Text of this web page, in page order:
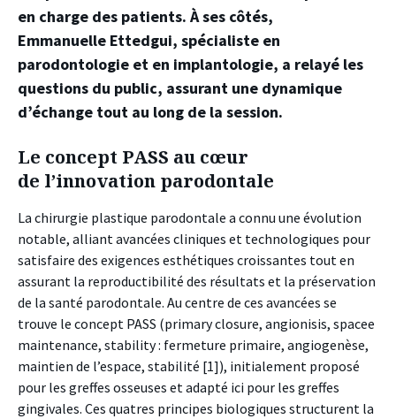
en charge des patients. À ses côtés,
Emmanuelle Ettedgui, spécialiste en
parodontologie et en implantologie, a relayé les
questions du public, assurant une dynamique
d’échange tout au long de la session.
Le concept PASS au cœur
de l’innovation parodontale
La chirurgie plastique parodontale a connu une évolution
notable, alliant avancées cliniques et technologiques pour
satisfaire des exigences esthétiques croissantes tout en
assurant la reproductibilité des résultats et la préservation
de la santé parodontale. Au centre de ces avancées se
trouve le concept PASS (primary closure, angionisis, spacee
maintenance, stability : fermeture primaire, angiogenèse,
maintien de l’espace, stabilité [1]), initialement proposé
pour les greffes osseuses et adapté ici pour les greffes
gingivales. Ces quatres principes biologiques structurent la